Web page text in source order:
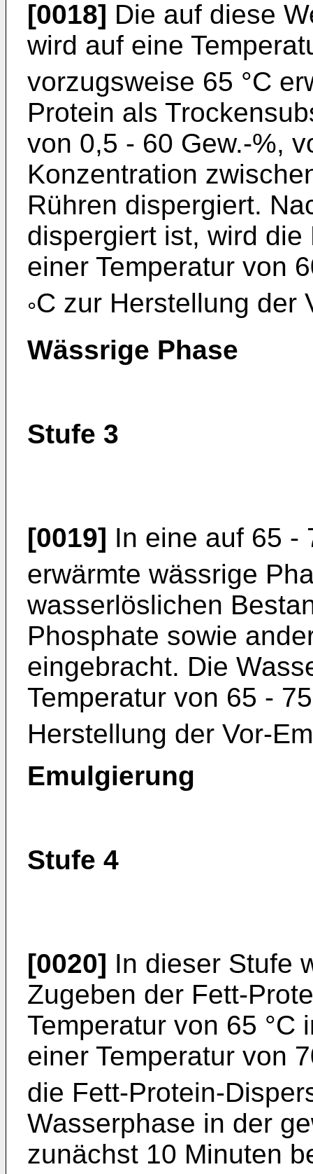
[0018] Die auf diese
wird auf eine
vorzugsweise 65 °C
Protein als
von 0,5 - 60 Gew.-%,
Konzentration
Rühren dispergiert.
dispergiert ist, wird
einer Temperatur von
°C zur Herstellung der
Wässrige Phase
Stufe 3
[0019] In eine auf 65 -
erwärmte wässrige
wasserlöslichen
Phosphate sowie
eingebracht. Die
Temperatur von 65 -
Herstellung der Vor-
Emulgierung
Stufe 4
[0020] In dieser Stufe
Zugeben der Fett-
Temperatur von 65 °C
einer Temperatur von
die Fett-Protein-
Wasserphase in der
zunächst 10 Minuten